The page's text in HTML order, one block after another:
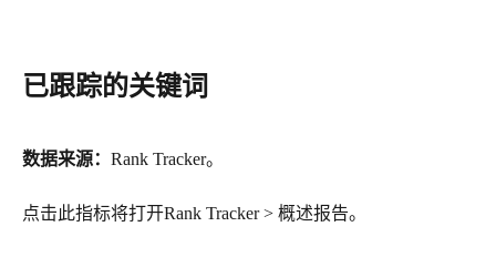
已跟踪的关键词
数据来源： Rank Tracker。
点击此指标将打开Rank Tracker > 概述报告。